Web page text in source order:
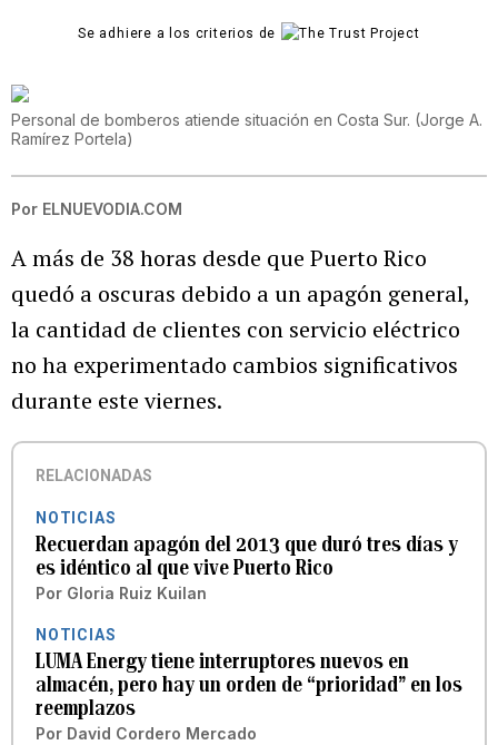
Se adhiere a los criterios de
Personal de bomberos atiende situación en Costa Sur. (Jorge A.
Ramírez Portela)
Por ELNUEVODIA.COM
A más de 38 horas desde que Puerto Rico
quedó a oscuras debido a un apagón general,
la cantidad de clientes con servicio eléctrico
no ha experimentado cambios significativos
durante este viernes.
RELACIONADAS
NOTICIAS
Recuerdan apagón del 2013 que duró tres días y
es idéntico al que vive Puerto Rico
Por Gloria Ruiz Kuilan
NOTICIAS
LUMA Energy tiene interruptores nuevos en
almacén, pero hay un orden de “prioridad” en los
reemplazos
Por David Cordero Mercado